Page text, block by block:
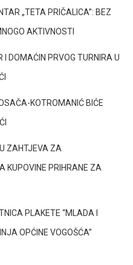
„TETA PRIČALICA”: BEZ
AKTIVNOSTI
I DOMAĆIN PRVOG TURNIRA U
KOTROMANIĆ BIĆE
ZAHTJEVA ZA
KUPOVINE PRIHRANE ZA
PLAKETE “MLADA I
OPĆINE VOGOŠĆA”